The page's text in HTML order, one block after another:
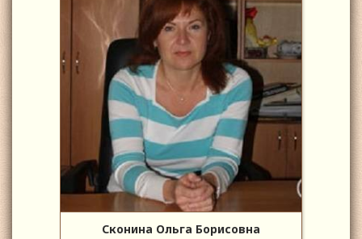
Сконина Ольга Борисовна